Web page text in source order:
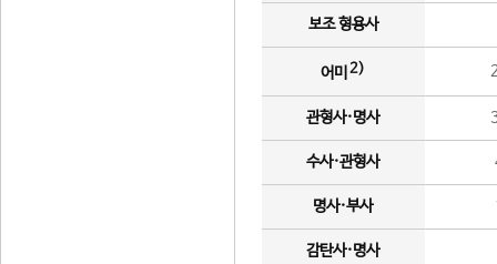
보조 형용사
어미 2)
관형사·명사
수사·관형사
명사·부사
감탄사·명사